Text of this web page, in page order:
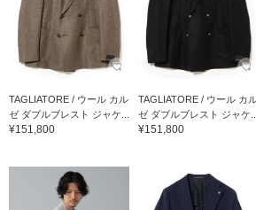
TAGLIATORE / ウール カル
ゼ ダブルブレスト ジャケ...
¥151,800
TAGLIATORE / ウール カ
ゼ ダブルブレスト ジャケ...
¥151,800